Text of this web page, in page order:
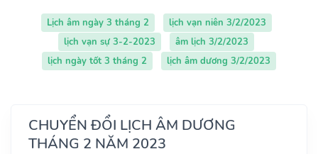
Lịch âm ngày 3 tháng 2
lịch vạn niên 3/2/2023
lịch vạn sự 3-2-2023
âm lịch 3/2/2023
lịch ngày tốt 3 tháng 2
lịch âm dương 3/2/2023
CHUYỂN ĐỔI LỊCH ÂM DƯƠNG
THÁNG 2 NĂM 2023